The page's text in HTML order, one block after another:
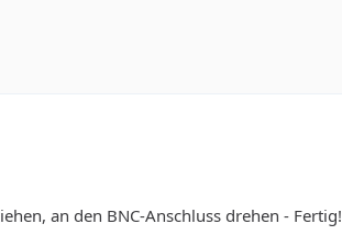
an den BNC-Anschluss drehen - Fertig!